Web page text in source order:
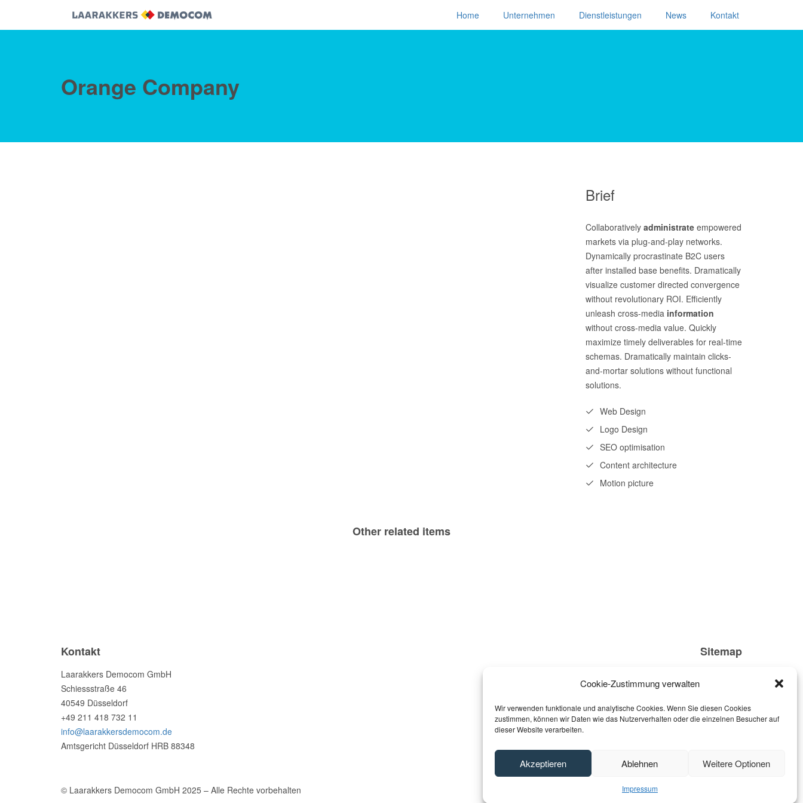
Cookie-Zustimmung verwalten
Wir verwenden funktionale und analytische Cookies. Wenn Sie diesen Cookies
zustimmen, können wir Daten wie das Nutzerverhalten oder die einzelnen Besucher auf
dieser Website verarbeiten.
Akzeptieren Ablehnen Weitere Optionen
Impressum
Home Unternehmen Dienstleistungen News Kontakt
Orange Company
Brief
Collaboratively administrateempowered
markets via plug-and-play networks.
Dynamically procrastinate B2C users
after installed base benefits. Dramatically
visualize customer directed convergence
without revolutionary ROI. Efficiently
unleash cross-media information
without cross-media value. Quickly
maximize timely deliverables for real-time
schemas. Dramatically maintain clicks-
and-mortar solutions without functional
solutions.
Web Design
Logo Design
SEO optimisation
Content architecture
Motion picture
Other related items
Kontakt
Laarakkers Democom GmbH
Schiessstraße 46
40549 Düsseldorf
+49 211 418 732 11
info@laarakkersdemocom.de
Amtsgericht Düsseldorf HRB 88348
Sitemap
Unternehmen
Kontakt
© Laarakkers Democom GmbH 2025 – Alle Rechte vorbehalten